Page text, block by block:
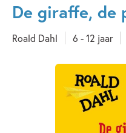
uitgevers
De giraffe, de
Roald Dahl 6 - 12 jaar